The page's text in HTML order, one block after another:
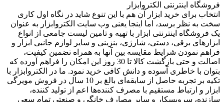
فروشگاه اینترنتی الکتروابزار
انتخاب برای خرید ابزار آن هم با این تنوع شاید در نگاه اول کاری
سخت به نظر برسد، اما اینجا یعنی وب سایت الکتروابزار به عنوان
یک فروشگاه اینترنتی ابزار با تهیه و تامین لیست جامعی از انواع
ابزار‌های برقی، دستی، شارژی، بنزینی و سایر لوازم جانبی ابزار و
فراهم نمودن شرایط مقایسه بین آنها به همراه تضمین کیفیت،
اصالت و حتی بازگشت کالا تا 30 روز این امکان را فراهم آورده که
بتوان با خاطری آسوده و دانش کافی خرید نمود. ما در الکتروابزار با
تکیه بر تجربه حاصل از سابقه‌ای بالغ بر 10 سال در فروش مویرگی
ابزار و ارتباط مستقیم با مصرف کننده‌ها اعم از تولید کننده،
سازنده، سرویسکار و سایر مصارف خانگی و صنعتی تمام سعی